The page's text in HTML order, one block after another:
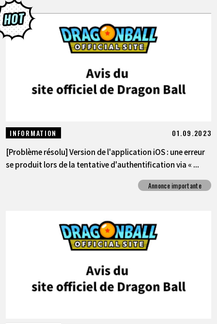
JP
EN FR DE ES
INFORMATION 01.09.2023
[Problème résolu] Version de l'application iOS : une erreur
se produit lors de la tentative d'authentification via « ...
Annonce importante